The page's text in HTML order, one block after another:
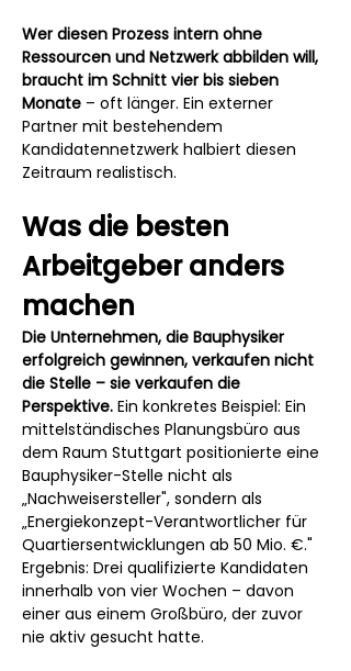
Wer diesen Prozess intern ohne
Ressourcen und Netzwerk abbilden will,
braucht im Schnitt vier bis sieben
Monate – oft länger. Ein externer
Partner mit bestehendem
Kandidatennetzwerk halbiert diesen
Zeitraum realistisch.
Was die besten
Arbeitgeber anders
machen
Die Unternehmen, die Bauphysiker
erfolgreich gewinnen, verkaufen nicht
die Stelle – sie verkaufen die
Perspektive. Ein konkretes Beispiel: Ein
mittelständisches Planungsbüro aus
dem Raum Stuttgart positionierte eine
Bauphysiker-Stelle nicht als
„Nachweisersteller", sondern als
„Energiekonzept-Verantwortlicher für
Quartiersentwicklungen ab 50 Mio. €."
Ergebnis: Drei qualifizierte Kandidaten
innerhalb von vier Wochen – davon
einer aus einem Großbüro, der zuvor
nie aktiv gesucht hatte.